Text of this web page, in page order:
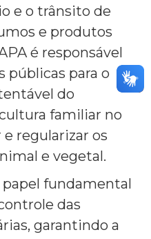
e o trânsito de
e produtos
é responsável
públicas para o
do
familiar no
e regularizar os
e vegetal.
fundamental
das
garantindo a